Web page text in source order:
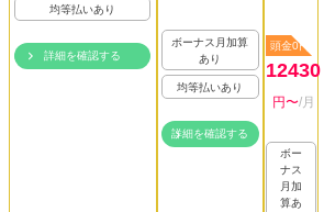
均等払いあり
詳細を確認する
ボーナス月加算
あり
均等払いあり
詳細を確認する
頭金0円
12430
円〜/月
ボー
ナス
月加
算あ